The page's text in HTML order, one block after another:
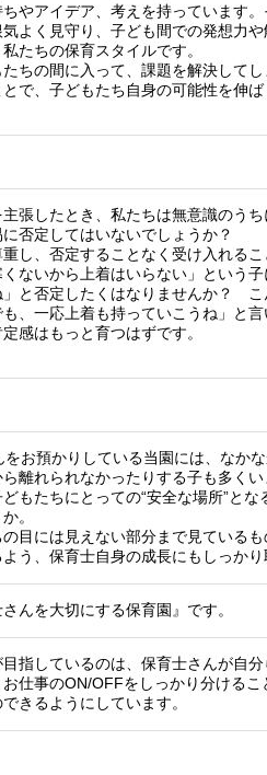
やアイデア、考えを持っています
よく見守り、子ども間での発想力
たちの保育スタイルです。
ちの間に入って、課題を解決して
で、子どもたち自身の可能性を伸
張したとき、私たちは無意識のう
否定してはいないでしょうか？
し、否定することなく受け入れる
ないから上着はいらない」という
」と否定したくはなりませんか？
、一応上着も持っていこうね」と
感はもっと育つはずです。
お預かりしている当園には、なか
離れられなかったりする子も多く
もたちにとっての“安全な場所”と
。
目には見えない部分まで見ている
う、保育士自身の成長にもしっか
んを大切にする保育園』です。
指しているのは、保育士さんが自
仕事のON/OFFをしっかり分ける
きるようにしています。